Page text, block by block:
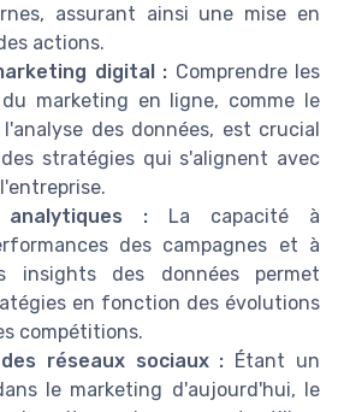
assurant ainsi une mise en
actions.
digital : Comprendre les
marketing en ligne, comme le
l'analyse des données, est crucial
stratégies qui s'alignent avec
analytiques : La capacité à
des campagnes et à
insights des données permet
en fonction des évolutions
compétitions.
réseaux sociaux : Étant un
le marketing d'aujourd'hui, le